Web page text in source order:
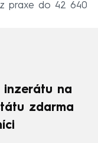
praxe do 42 640
inzerátu na
zdarma